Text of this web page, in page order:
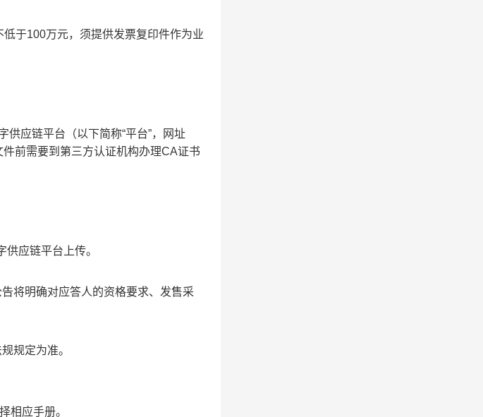
于100万元，须提供发票复印件作为业
供应链平台（以下简称“平台”，
网址
前需要到第三方认证机构办理CA证书
供应链平台 上传。
告将明确对应答人的资格要求、发售采
规定为准。
相应手册。